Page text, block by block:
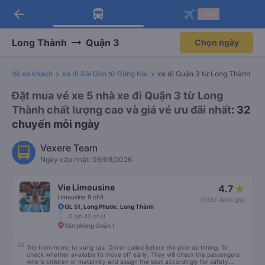
Tải app Vexere ngay!
Nhận ưu đãi thành viên độc
Mở app
Tải app Vexere
-30k/ghế khi đặt vé máy bay qua
Mở app
arrow_back
Long Thành Quận 3 Chọn ngày
Vé xe khách xe đi Sài Gòn từ Đồng Nai xe đi Quận 3 từ Long Thành
Đặt mua vé xe 5 nhà xe đi Quận 3 từ Long
Thành chất lượng cao và giá vé ưu đãi nhất: 32
chuyến mỗi ngày
Vexere Team
Ngày cập nhật: 06/08/2026
Vie Limousine
Limousine 9 chỗ
4.7
(5387 đánh giá)
QL 51, Long Phước, Long Thành
0 giờ 40 phút
Văn phòng Quận 1
Trip from hcmc to vung tau. Driver called before the pick-up timing. To
check whether available to move off early. They will check the passengers
who is children or maternity and assign the seat accordingly for safety.